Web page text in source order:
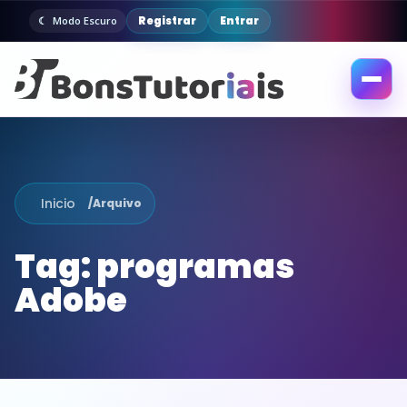
Modo Escuro Registrar Entrar
Abrir
Inicio /Arquivo
Tag:programas
Adobe